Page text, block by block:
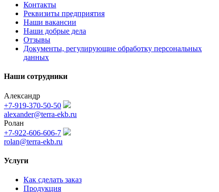
Контакты
Реквизиты предприятия
Наши вакансии
Наши добрые дела
Отзывы
Документы, регулирующие обработку персональных
данных
Наши сотрудники
Александр
+7-919-370-50-50
alexander@terra-ekb.ru
Ролан
+7-922-606-606-7
rolan@terra-ekb.ru
Услуги
Как сделать заказ
Продукция